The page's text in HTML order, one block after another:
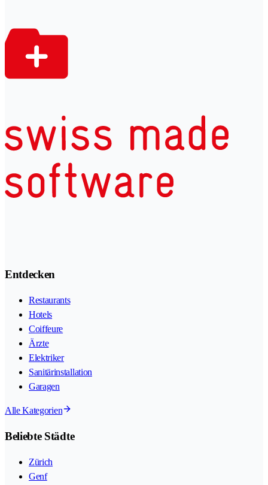
Entdecken
Restaurants
Hotels
Coiffeure
Ärzte
Elektriker
Sanitärinstallation
Garagen
Alle Kategorien
Beliebte Städte
Zürich
Genf